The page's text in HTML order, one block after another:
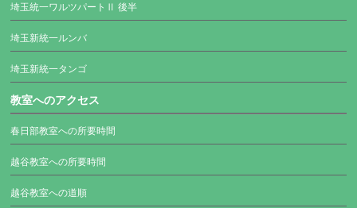
埼玉統一ワルツパートⅡ 後半
埼玉新統一ルンバ
埼玉新統一タンゴ
教室へのアクセス
春日部教室への所要時間
越谷教室への所要時間
越谷教室への道順